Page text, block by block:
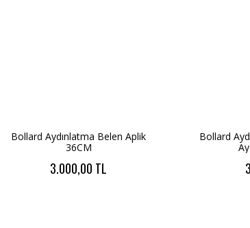
Bollard Aydınlatma Belen Aplik
36CM
3.000,00 TL
Bollard